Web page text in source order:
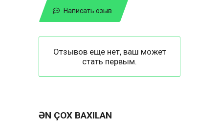
Написать озыв
Отзывов еще нет, ваш может
стать первым.
ƏN ÇOX BAXILAN